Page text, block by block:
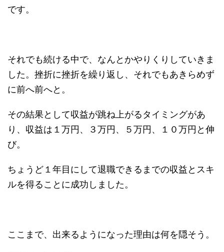
です。
それでも続ける中で、なんとかやりくりしていきま
した。挫折に挫折を繰り返し、それでもあきらめず
に前へ前へと。
その結果として収益が跳ね上がるタイミングがあ
り、収益は１万円、３万円、５万円、１０万円と伸
び。
ちょうど１年目にして退職できるまでの収益とスキ
ルを得ることに成功しました。
ここまで、出来るようになった理由は何を隠そう。